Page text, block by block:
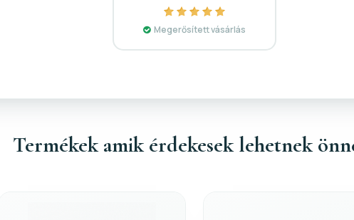
Megerősített vásárlás
Termékek amik érdekesek lehetnek